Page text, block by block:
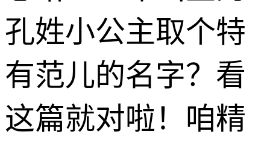
孔姓小公主取个特
有范儿的名字？看
这篇就对啦！咱精